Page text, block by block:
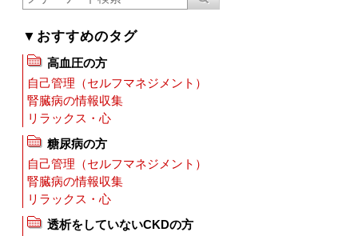
▼おすすめのタグ
高血圧の方
自己管理（セルフマネジメント）
腎臓病の情報収集
リラックス・心
糖尿病の方
自己管理（セルフマネジメント）
腎臓病の情報収集
リラックス・心
透析をしていないCKDの方